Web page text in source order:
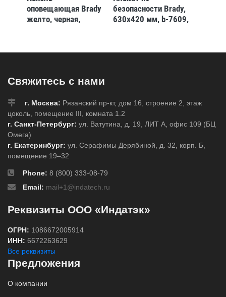
оповещающая Brady
желто, черная,
безопасности Brady,
630x420 мм, b-7609,
Свяжитесь с нами
г. Москва: Рязанский пр-кт, дом 16, строение 2, этаж
цоколь, помещение III, комната 1.2
г. Санкт-Петербург: ул. Ватутина, д. 19, ЛИТ А, офис 109 (БЦ
Омега)
г. Екатеринбург: ул. Серафимы Дерябиной, д. 32, корп. Б,
помещение 19–32
Phone: 8 (800) 333-08-79
Email: mail+1@indatech.ru
Реквизиты ООО «Индатэк»
ОГРН: 1086672005914
ИНН: 6672263629
Все реквизиты
Предложения
О компании